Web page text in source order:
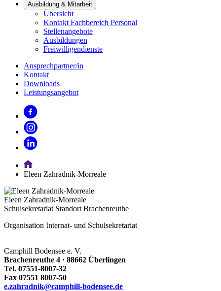
Ausbildung & Mitarbeit
Übersicht
Kontakt Fachbereich Personal
Stellenangebote
Ausbildungen
Freiwilligendienste
Ansprechpartner/in
Kontakt
Downloads
Leistungsangebot
Eleen Zahradnik-Morreale
Eleen Zahradnik-Morreale
Schulsekretariat Standort Brachenreuthe
Organisation Internat- und Schulsekretariat
Camphill Bodensee e. V.
Brachenreuthe 4 · 88662 Überlingen
Tel. 07551-8007-32
Fax 07551 8007-50
e.zahradnik@camphill-bodensee.de